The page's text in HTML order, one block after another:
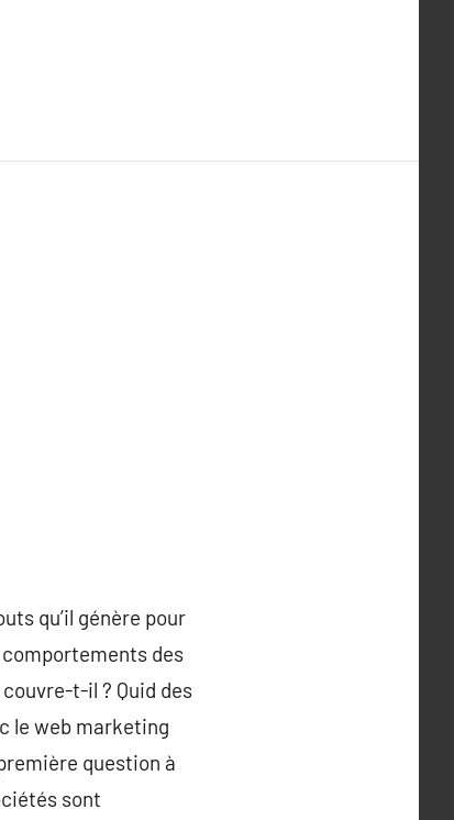
qu’il génère pour
des
t-il ? Quid des
le web marketing
question à
sont